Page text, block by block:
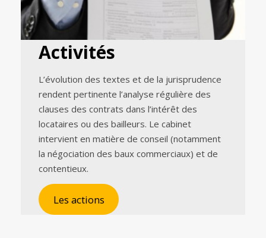
Activités
L’évolution des textes et de la jurisprudence
rendent pertinente l’analyse régulière des
clauses des contrats dans l’intérêt des
locataires ou des bailleurs. Le cabinet
intervient en matière de conseil (notamment
la négociation des baux commerciaux) et de
contentieux.
Les actions